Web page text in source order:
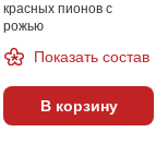
красных пионов с
рожью
Показать состав
В корзину